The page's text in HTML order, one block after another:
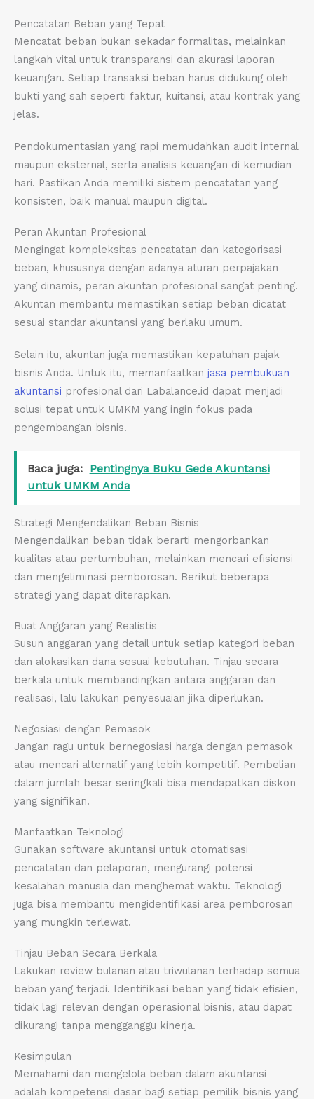
Pencatatan Beban yang Tepat
Mencatat beban bukan sekadar formalitas, melainkan
langkah vital untuk transparansi dan akurasi laporan
keuangan. Setiap transaksi beban harus didukung oleh
bukti yang sah seperti faktur, kuitansi, atau kontrak yang
jelas.
Pendokumentasian yang rapi memudahkan audit internal
maupun eksternal, serta analisis keuangan di kemudian
hari. Pastikan Anda memiliki sistem pencatatan yang
konsisten, baik manual maupun digital.
Peran Akuntan Profesional
Mengingat kompleksitas pencatatan dan kategorisasi
beban, khususnya dengan adanya aturan perpajakan
yang dinamis, peran akuntan profesional sangat penting.
Akuntan membantu memastikan setiap beban dicatat
sesuai standar akuntansi yang berlaku umum.
Selain itu, akuntan juga memastikan kepatuhan pajak
bisnis Anda. Untuk itu, memanfaatkan jasa pembukuan
akuntansi profesional dari Labalance.id dapat menjadi
solusi tepat untuk UMKM yang ingin fokus pada
pengembangan bisnis.
Baca juga:
Pentingnya Buku Gede Akuntansi
untuk UMKM Anda
Strategi Mengendalikan Beban Bisnis
Mengendalikan beban tidak berarti mengorbankan
kualitas atau pertumbuhan, melainkan mencari efisiensi
dan mengeliminasi pemborosan. Berikut beberapa
strategi yang dapat diterapkan.
Buat Anggaran yang Realistis
Susun anggaran yang detail untuk setiap kategori beban
dan alokasikan dana sesuai kebutuhan. Tinjau secara
berkala untuk membandingkan antara anggaran dan
realisasi, lalu lakukan penyesuaian jika diperlukan.
Negosiasi dengan Pemasok
Jangan ragu untuk bernegosiasi harga dengan pemasok
atau mencari alternatif yang lebih kompetitif. Pembelian
dalam jumlah besar seringkali bisa mendapatkan diskon
yang signifikan.
Manfaatkan Teknologi
Gunakan software akuntansi untuk otomatisasi
pencatatan dan pelaporan, mengurangi potensi
kesalahan manusia dan menghemat waktu. Teknologi
juga bisa membantu mengidentifikasi area pemborosan
yang mungkin terlewat.
Tinjau Beban Secara Berkala
Lakukan review bulanan atau triwulanan terhadap semua
beban yang terjadi. Identifikasi beban yang tidak efisien,
tidak lagi relevan dengan operasional bisnis, atau dapat
dikurangi tanpa mengganggu kinerja.
Kesimpulan
Memahami dan mengelola beban dalam akuntansi
adalah kompetensi dasar bagi setiap pemilik bisnis yang